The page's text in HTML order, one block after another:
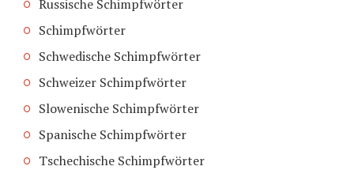
Russische Schimpfwörter
Schimpfwörter
Schwedische Schimpfwörter
Schweizer Schimpfwörter
Slowenische Schimpfwörter
Spanische Schimpfwörter
Tschechische Schimpfwörter